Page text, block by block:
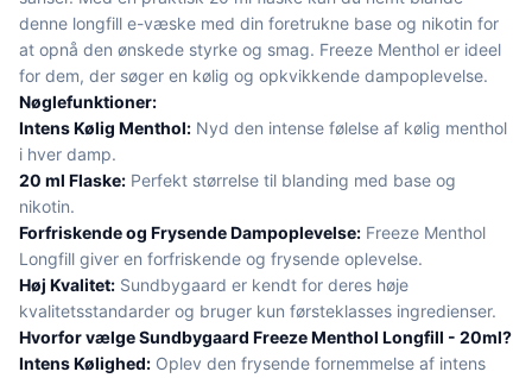
denne longfill e-væske med din foretrukne base og nikotin for
at opnå den ønskede styrke og smag. Freeze Menthol er ideel
for dem, der søger en kølig og opkvikkende dampoplevelse.
Nøglefunktioner:
Intens Kølig Menthol: Nyd den intense følelse af kølig menthol
i hver damp.
20 ml Flaske: Perfekt størrelse til blanding med base og
nikotin.
Forfriskende og Frysende Dampoplevelse: Freeze Menthol
Longfill giver en forfriskende og frysende oplevelse.
Høj Kvalitet: Sundbygaard er kendt for deres høje
kvalitetsstandarder og bruger kun førsteklasses ingredienser.
Hvorfor vælge Sundbygaard Freeze Menthol Longfill - 20ml?
Intens Kølighed: Oplev den frysende fornemmelse af intens